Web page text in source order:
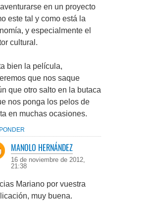
en un proyecto
este tal y como está la
y especialmente el
cultural.
bien la película,
que nos saque
que otro salto en la butaca
nos ponga los pelos de
en muchas ocasiones.
MANOLO HERNÁNDEZ
16 de noviembre de 2012,
21:38
Mariano por vuestra
muy buena.